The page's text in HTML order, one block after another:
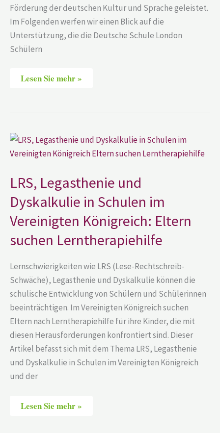
Förderung der deutschen Kultur und Sprache geleistet.
Im Folgenden werfen wir einen Blick auf die
Unterstützung, die die Deutsche Schule London
Schülern
Lesen Sie mehr »
LRS, Legasthenie und
Dyskalkulie in Schulen im
Vereinigten Königreich: Eltern
suchen Lerntherapiehilfe
Lernschwierigkeiten wie LRS (Lese-Rechtschreib-
Schwäche), Legasthenie und Dyskalkulie können die
schulische Entwicklung von Schülern und Schülerinnen
beeinträchtigen. Im Vereinigten Königreich suchen
Eltern nach Lerntherapiehilfe für ihre Kinder, die mit
diesen Herausforderungen konfrontiert sind. Dieser
Artikel befasst sich mit dem Thema LRS, Legasthenie
und Dyskalkulie in Schulen im Vereinigten Königreich
und der
LRS,
Legasthenie
und
Dyskalkulie
Schulen
im
Vereinigten
Königreich:
Eltern
suchen
Lerntherapiehilfe
Lesen Sie mehr »